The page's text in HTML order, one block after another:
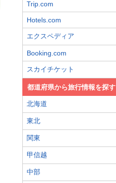
Trip.com
Hotels.com
エクスペディア
Booking.com
スカイチケット
都道府県から旅行情報を探す
北海道
東北
関東
甲信越
中部